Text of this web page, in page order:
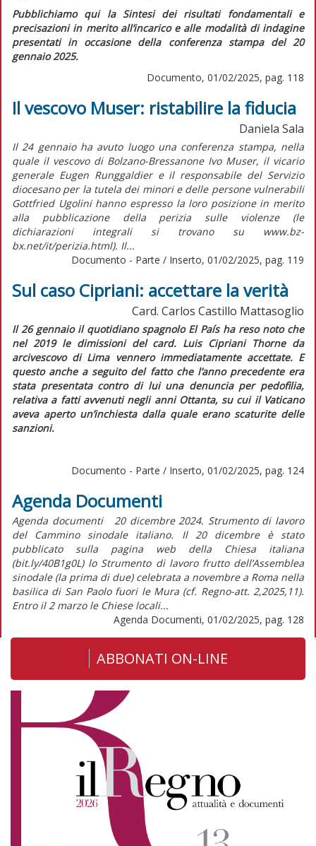
Pubblichiamo qui la Sintesi dei risultati fondamentali e
precisazioni in merito all’incarico e alle modalità di indagine
presentati in occasione della conferenza stampa del 20
gennaio 2025.
Documento, 01/02/2025, pag. 118
Il vescovo Muser: ristabilire la fiducia
Daniela Sala
Il 24 gennaio ha avuto luogo una conferenza stampa, nella
quale il vescovo di Bolzano-Bressanone Ivo Muser, il vicario
generale Eugen Runggaldier e il responsabile del Servizio
diocesano per la tutela dei minori e delle persone vulnerabili
Gottfried Ugolini hanno espresso la loro posizione in merito
alla pubblicazione della perizia sulle violenze (le
dichiarazioni integrali si trovano su www.bz-
bx.net/it/perizia.html). Il...
Documento - Parte / Inserto, 01/02/2025, pag. 119
Sul caso Cipriani: accettare la verità
Card. Carlos Castillo Mattasoglio
Il 26 gennaio il quotidiano spagnolo El Paísha reso noto che
nel 2019 le dimissioni del card. Luis Cipriani Thorne da
arcivescovo di Lima vennero immediatamente accettate. E
questo anche a seguito del fatto che l’anno precedente era
stata presentata contro di lui una denuncia per pedofilia,
relativa a fatti avvenuti negli anni Ottanta, su cui il Vaticano
aveva aperto un’inchiesta dalla quale erano scaturite delle
sanzioni.
Documento - Parte / Inserto, 01/02/2025, pag. 124
Agenda Documenti
Agenda documenti 20 dicembre 2024. Strumento di lavoro
del Cammino sinodale italiano. Il 20 dicembre è stato
pubblicato sulla pagina web della Chiesa italiana
(bit.ly/40B1g0L) lo Strumento di lavoro frutto dell’Assemblea
sinodale (la prima di due) celebrata a novembre a Roma nella
basilica di San Paolo fuori le Mura (cf. Regno-att. 2,2025,11).
Entro il 2 marzo le Chiese locali...
Agenda Documenti, 01/02/2025, pag. 128
ABBONATI ON-LINE